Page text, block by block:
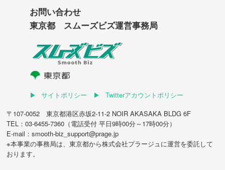
お問い合わせ
東京都 スムーズビズ運営事務局
サイトポリシー
Twitterアカウントポリシー
〒107-0052 東京都港区赤坂2-11-2 NOIR AKASAKA BLDG 6F
TEL：03-6455-7360（電話受付 平日9時00分～17時00分）
E-mail：smooth-biz_support@prage.jp
※本事業の事務局は、東京都から株式会社プラージュに運営を委託して
おります。